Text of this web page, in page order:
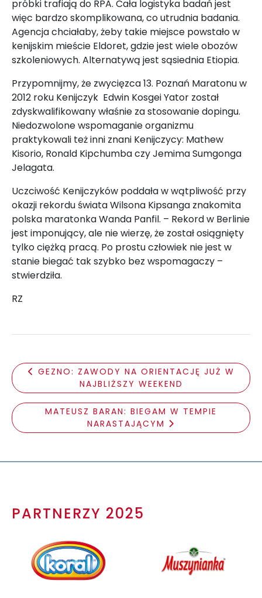
próbki trafiają do RPA. Cała logistyka badań jest
więc bardzo skomplikowana, co utrudnia badania.
Agencja chciałaby, żeby takie miejsce powstało w
kenijskim mieście Eldoret, gdzie jest wiele obozów
szkoleniowych. Alternatywą jest sąsiednia Etiopia.
Przypomnijmy, że zwycięzca 13. Poznań Maratonu w
2012 roku Kenijczyk Edwin Kosgei Yator został
zdyskwalifikowany właśnie za stosowanie dopingu.
Niedozwolone wspomaganie organizmu
praktykowali też inni znani Kenijczycy: Mathew
Kisorio, Ronald Kipchumba czy Jemima Sumgonga
Jelagata.
Uczciwość Kenijczyków poddała w wątpliwość przy
okazji rekordu świata Wilsona Kipsanga znakomita
polska maratonka Wanda Panfil. – Rekord w Berlinie
jest imponujący, ale nie wierzę, że został osiągnięty
tylko ciężką pracą. Po prostu człowiek nie jest w
stanie biegać tak szybko bez wspomagaczy –
stwierdziła.
RZ
GEZNO: ZAWODY NA ORIENTACJĘ JUŻ W
NAJBLIŻSZY WEEKEND
MATEUSZ BARAN: BIEGAM W TEMPIE
NARASTAJĄCYM
PARTNERZY 2025